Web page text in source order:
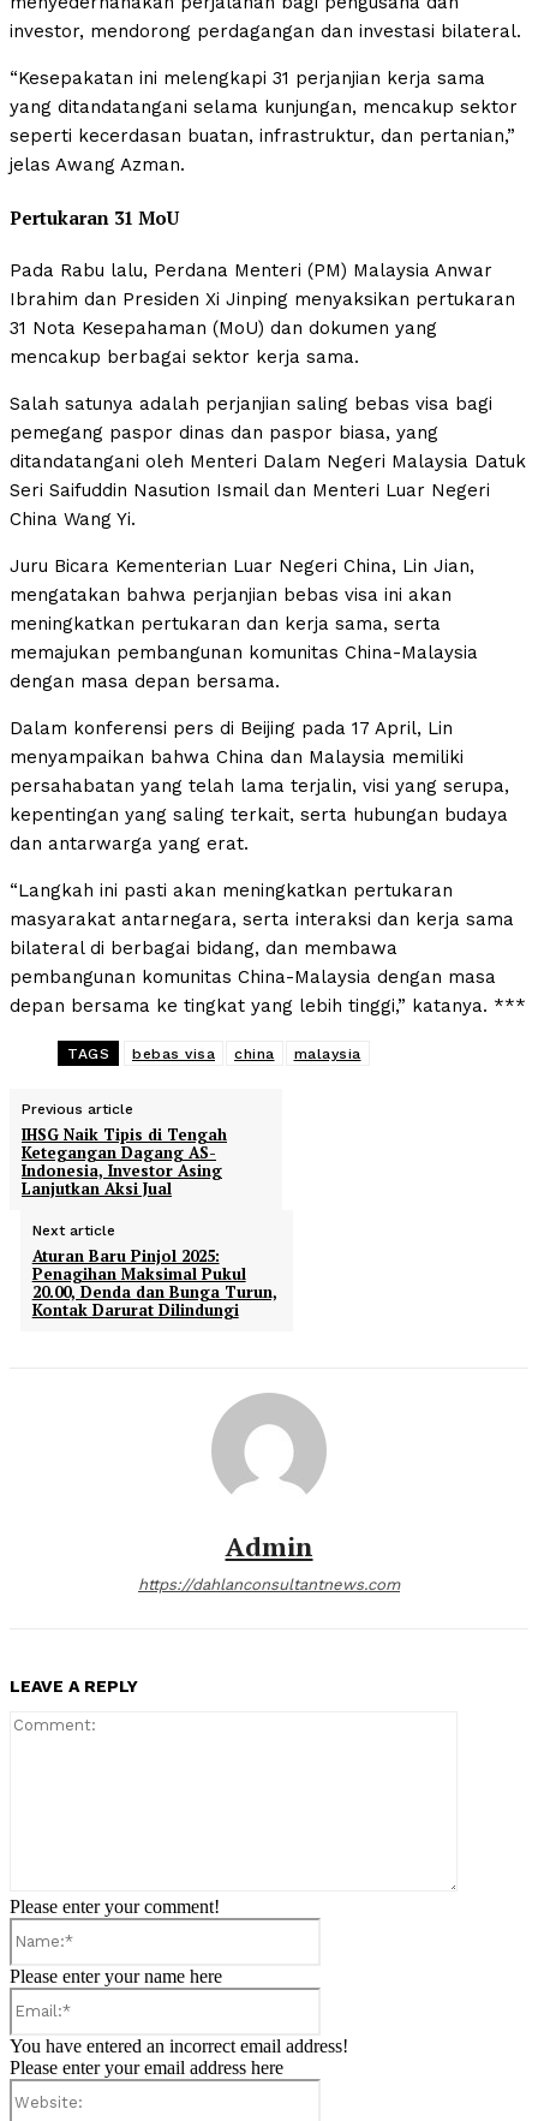
investor, mendorong perdagangan dan investasi bilateral.
“Kesepakatan ini melengkapi 31 perjanjian kerja sama
yang ditandatangani selama kunjungan, mencakup sektor
seperti kecerdasan buatan, infrastruktur, dan pertanian,”
jelas Awang Azman.
Pertukaran 31 MoU
Pada Rabu lalu, Perdana Menteri (PM) Malaysia Anwar
Ibrahim dan Presiden Xi Jinping menyaksikan pertukaran
31 Nota Kesepahaman (MoU) dan dokumen yang
mencakup berbagai sektor kerja sama.
Salah satunya adalah perjanjian saling bebas visa bagi
pemegang paspor dinas dan paspor biasa, yang
ditandatangani oleh Menteri Dalam Negeri Malaysia Datuk
Seri Saifuddin Nasution Ismail dan Menteri Luar Negeri
China Wang Yi.
Juru Bicara Kementerian Luar Negeri China, Lin Jian,
mengatakan bahwa perjanjian bebas visa ini akan
meningkatkan pertukaran dan kerja sama, serta
memajukan pembangunan komunitas China-Malaysia
dengan masa depan bersama.
Dalam konferensi pers di Beijing pada 17 April, Lin
menyampaikan bahwa China dan Malaysia memiliki
persahabatan yang telah lama terjalin, visi yang serupa,
kepentingan yang saling terkait, serta hubungan budaya
dan antarwarga yang erat.
“Langkah ini pasti akan meningkatkan pertukaran
masyarakat antarnegara, serta interaksi dan kerja sama
bilateral di berbagai bidang, dan membawa
pembangunan komunitas China-Malaysia dengan masa
depan bersama ke tingkat yang lebih tinggi,” katanya. ***
TAGS bebas visa china malaysia
Previous article
IHSG Naik Tipis di Tengah
Ketegangan Dagang AS-
Indonesia, Investor Asing
Lanjutkan Aksi Jual
Next article
Aturan Baru Pinjol 2025:
Penagihan Maksimal Pukul
20.00, Denda dan Bunga Turun,
Kontak Darurat Dilindungi
Admin
https://dahlanconsultantnews.com
LEAVE A REPLY
Please enter your comment!
Please enter your name here
You have entered an incorrect email address!
Please enter your email address here